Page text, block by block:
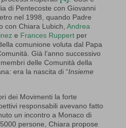
di Pentecoste con Giovanni
nel 1998, quando Padre
con Chiara Lubich, Andrea
e Frances Ruppertper
comunione voluta dal Papa
Già l’anno successivo
delle Comunità della
era la nascita di “Insieme
dei Movimenti la forte
responsabili avevano fatto
un incontro a Monaco di
persone, Chiara propose